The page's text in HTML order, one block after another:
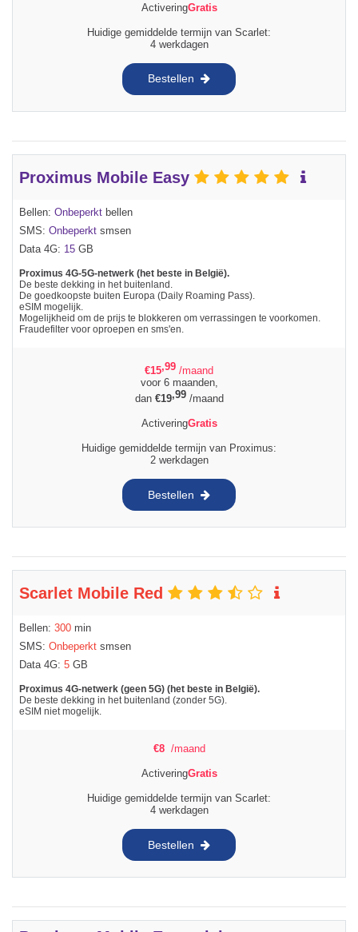
ActiveringGratis
Huidige gemiddelde termijn van Scarlet:
4 werkdagen
Bestellen
Proximus Mobile Easy
Bellen: Onbeperkt bellen
SMS: Onbeperkt smsen
Data 4G: 15 GB
Proximus 4G-5G-netwerk (het beste in België).
De beste dekking in het buitenland.
De goedkoopste buiten Europa (Daily Roaming Pass).
eSIM mogelijk.
Mogelijkheid om de prijs te blokkeren om verrassingen te voorkomen.
Fraudefilter voor oproepen en sms'en.
€15,99 /maand
voor 6 maanden,
dan €19,99/maand
ActiveringGratis
Huidige gemiddelde termijn van Proximus:
2 werkdagen
Bestellen
Scarlet Mobile Red
Bellen: 300 min
SMS: Onbeperkt smsen
Data 4G: 5 GB
Proximus 4G-netwerk (geen 5G) (het beste in België).
De beste dekking in het buitenland (zonder 5G).
eSIM niet mogelijk.
€8 /maand
ActiveringGratis
Huidige gemiddelde termijn van Scarlet:
4 werkdagen
Bestellen